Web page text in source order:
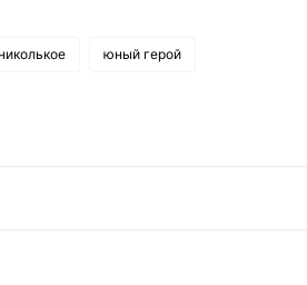
николькое юный герой